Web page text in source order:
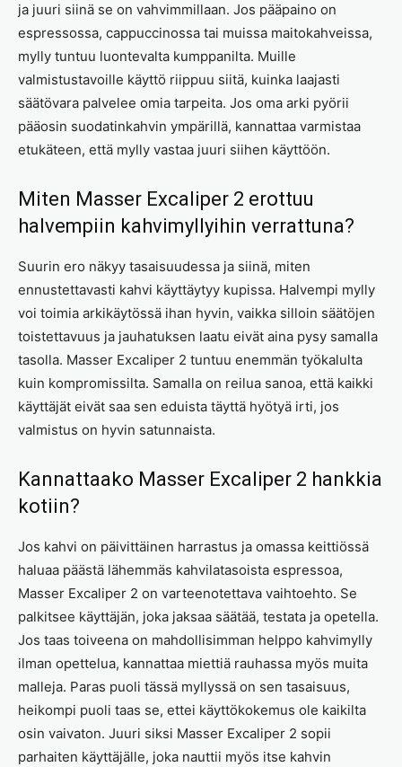
ja juuri siinä se on vahvimmillaan. Jos pääpaino on
espressossa, cappuccinossa tai muissa maitokahveissa,
mylly tuntuu luontevalta kumppanilta. Muille
valmistustavoille käyttö riippuu siitä, kuinka laajasti
säätövara palvelee omia tarpeita. Jos oma arki pyörii
pääosin suodatinkahvin ympärillä, kannattaa varmistaa
etukäteen, että mylly vastaa juuri siihen käyttöön.
Miten Masser Excaliper 2 erottuu
halvempiin kahvimyllyihin verrattuna?
Suurin ero näkyy tasaisuudessa ja siinä, miten
ennustettavasti kahvi käyttäytyy kupissa. Halvempi mylly
voi toimia arkikäytössä ihan hyvin, vaikka silloin säätöjen
toistettavuus ja jauhatuksen laatu eivät aina pysy samalla
tasolla. Masser Excaliper 2 tuntuu enemmän työkalulta
kuin kompromissilta. Samalla on reilua sanoa, että kaikki
käyttäjät eivät saa sen eduista täyttä hyötyä irti, jos
valmistus on hyvin satunnaista.
Kannattaako Masser Excaliper 2 hankkia
kotiin?
Jos kahvi on päivittäinen harrastus ja omassa keittiössä
haluaa päästä lähemmäs kahvilatasoista espressoa,
Masser Excaliper 2 on varteenotettava vaihtoehto. Se
palkitsee käyttäjän, joka jaksaa säätää, testata ja opetella.
Jos taas toiveena on mahdollisimman helppo kahvimylly
ilman opettelua, kannattaa miettiä rauhassa myös muita
malleja. Paras puoli tässä myllyssä on sen tasaisuus,
heikompi puoli taas se, ettei käyttökokemus ole kaikilta
osin vaivaton. Juuri siksi Masser Excaliper 2 sopii
parhaiten käyttäjälle, joka nauttii myös itse kahvin